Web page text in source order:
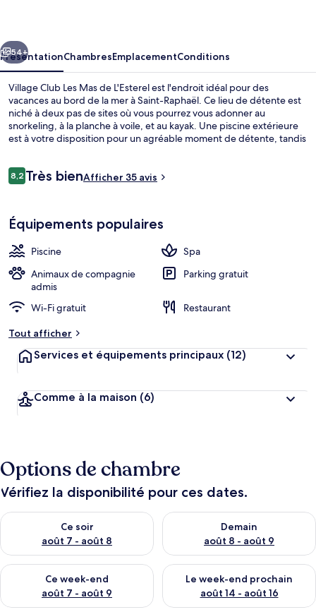
de
L'Esterel
Suivant
54+
PrésentationChambresEmplacementConditions
Village Club Les Mas de L'Esterel est l'endroit idéal pour des
vacances au bord de la mer à Saint-Raphaël. Ce lieu de détente est
niché à deux pas de sites où vous pourrez vous adonner au
snorkeling, à la planche à voile, et au kayak. Une piscine extérieure
est à votre disposition pour un agréable moment de détente, tandis
idéal pour manger un bout, à moins que vous ne préfériez prendre
pratique, les chambres bénéficient d'un réfrigérateur et un micro-
ondes.
Avis
voyageurs
8,28,2 sur 10
Très bienAfficher 35 avis
Équipements populaires
Piscine
Spa
Animaux de compagnie
admis
Parking gratuit
Wi-Fi gratuit
Restaurant
Tout afficher
Services et équipements principaux (12)
Comme à la maison (6)
Options de chambre
Vérifiez la disponibilité pour ces dates.
Ce soir
août 7 - août 8
Vérifier la disponibilité pour ce soir août 7 - août 8
Demain
août 8 - août 9
Vérifier la disponibilité pour
Ce week-end
août 7 - août 9
Vérifier la disponibilité pour ce week-end août 7 - août 9
Le week-end prochain
août 14 - août 16
Vérifier la disponibilité pour